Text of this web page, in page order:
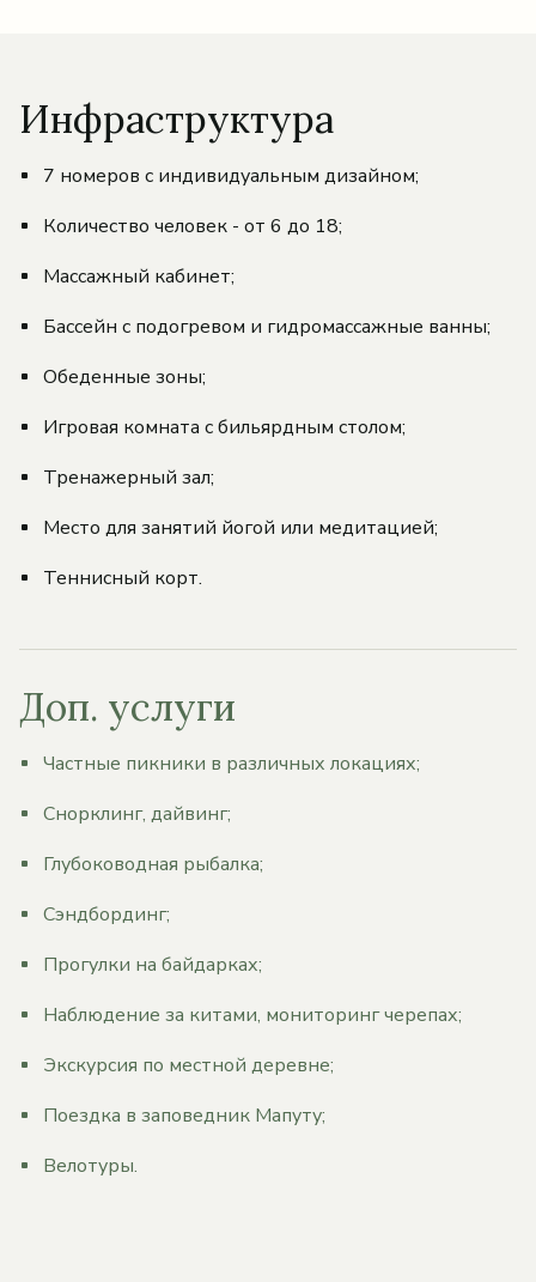
Инфраструктура
7 номеров с индивидуальным дизайном;
Количество человек - от 6 до 18;
Массажный кабинет;
Бассейн с подогревом и гидромассажные ванны;
Обеденные зоны;
Игровая комната с бильярдным столом;
Тренажерный зал;
Место для занятий йогой или медитацией;
Теннисный корт.
Доп. услуги
Частные пикники в различных локациях;
Снорклинг, дайвинг;
Глубоководная рыбалка;
Сэндбординг;
Прогулки на байдарках;
Наблюдение за китами, мониторинг черепах;
Экскурсия по местной деревне;
Поездка в заповедник Мапуту;
Велотуры.